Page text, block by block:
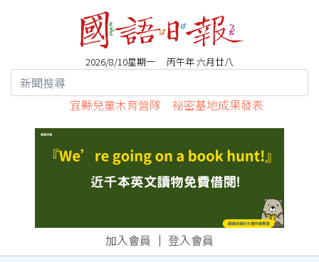
2026/8/10星期一 丙午年 六月廿八
宜縣兒童木育營隊 祕密基地成果發表
加入會員 ｜ 登入會員